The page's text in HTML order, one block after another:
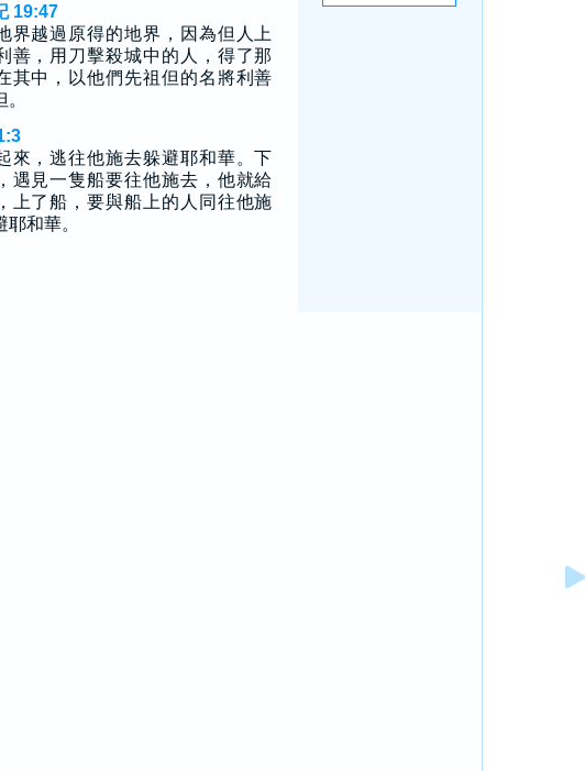
19:47
界越過原得的地界，因為但人上
善，用刀擊殺城中的人，得了那
其中，以他們先祖但的名將利善
來，逃往他施去躲避耶和華。下
遇見一隻船要往他施去，他就給
上了船，要與船上的人同往他施
和華。